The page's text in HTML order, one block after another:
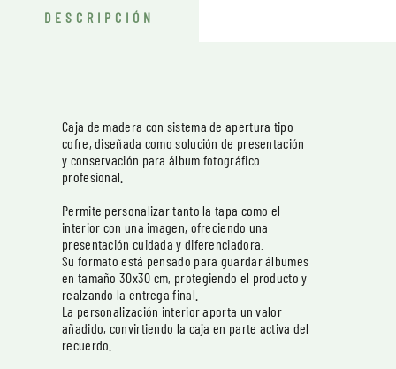
DESCRIPCIÓN
Caja de madera con sistema de apertura tipo
cofre, diseñada como solución de presentación
y conservación para álbum fotográfico
profesional.
Permite personalizar tanto la tapa como el
interior con una imagen, ofreciendo una
presentación cuidada y diferenciadora.
Su formato está pensado para guardar álbumes
en tamaño 30x30 cm, protegiendo el producto y
realzando la entrega final.
La personalización interior aporta un valor
añadido, convirtiendo la caja en parte activa del
recuerdo.